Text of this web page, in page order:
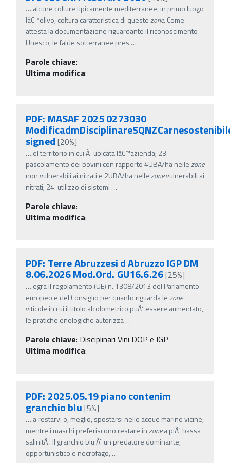
… alcune colture tipicamente mediterranee, in primo luogo
lâ€™olivo, coltura caratteristica di questezone. Come
attesta la documentazione riguardante il riconoscimento
Unesco, le falde sotterranee pres …
Parole chiave:
Ultima modifica:
PDF: MASAF 2025 0273030
signed [20%]
… el territorio in cui Ã¨ ubicata lâ€™azienda; 23.
pascolamento dei bovini con rapporto 4UBA/ha nellezone
non vulnerabili ai nitrati e 2UBA/ha nellezonevulnerabili ai
nitrati; 24. utilizzo di sistemi …
Parole chiave:
Ultima modifica:
PDF: Terre Abruzzesi d Abruzzo IGP DM
8.06.2026 Mod.Ord. GU16.6.26[25%]
… egra il regolamento (UE) n. 1308/2013 del Parlamento
europeo e del Consiglio per quanto riguarda lezone
viticole in cui il titolo alcolometrico puÃ² essere aumentato,
le pratiche enologiche autorizza…
Parole chiave: Disciplinari Vini DOP e IGP
Ultima modifica:
PDF: 2025.05.19 piano contenim
granchio blu [5%]
… a restarvi o, meglio, spostarsi nelle acque marine vicine,
mentre i maschi preferiscono restare inzonea piÃ¹ bassa
salinitÃ . Il granchio blu Ã¨ un predatore dominante,
opportunistico e necrofago, …